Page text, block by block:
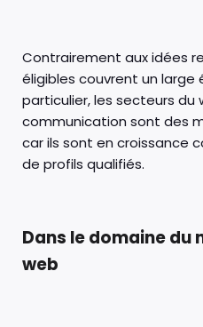
Contrairement aux idées
éligibles couvrent un large
particulier, les secteurs du
communication sont des
car ils sont en croissance
de profils qualifiés.
Dans le domaine du
web